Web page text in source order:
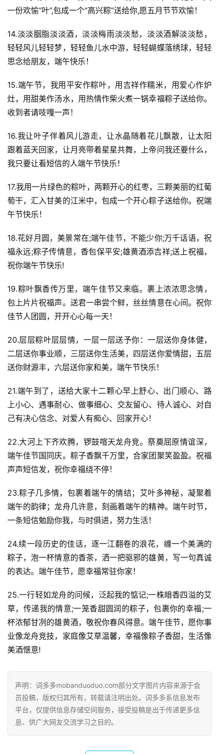
首
页
好
好
句
经
典
一份欢愉“叶”,包成一个“高兴粽”送给你,愿五月节节欢愉！
14.淡淡胭脂淡淡酒，淡淡梅雨淡淡愁，淡淡酒解淡淡愁，
轻轻风儿轻轻梦，轻轻鱼儿水中游，轻轻蝴蝶落绣球，轻轻
思念给朋友，端午快乐！
15.端午节，我用平安作粽叶，用吉祥作糯米，用爱心作炉
灶，用甜美作汤水，用热情作柴火煮一锅幸福粽子送给你。
收到者请吱嘎一声！
16.我让叶子伴着风儿游走，让水晶随着花儿飘散，让太阳
跟着蓝天回家，让月亮带着星星共舞，上帝问我还要什么，
我只要让看短信的人端午节快乐！
17.我用一片绿色的粽叶，两颗开心的红枣，三颗美丽的红葡
萄干，汇入甘美的江米中，包成一个开心粽子送给你。祝端
午节快乐！
18.花好月圆，美景常在;端午佳节，不能少你;万千话语，祝
福永远;粽子传情意，香包保平安;雄黄酒添吉祥;送上祝福，
祝你端午节快乐!
19.粽叶飘香传万里，端午佳节又来临。裹上浓浓思念情，
包上片片祝福声。送君一串尝个鲜，丝丝情意在心间。祝你
佳节人团圆，开开心心每一天！
20.层层粽叶层层情，一层一层送予你：一层送你身体健，
二层送你事业顺，三层送你生活美，四层送你爱情甜，五层
送你财源丰，六层送你家和美，端午节快乐！
21.端午到了，送给大家十二颗心早上舒心、出门顺心、路
上小心、遇事耐心、做事细心、交友留心、待人诚心、对自
己有决心信念、对爱人有痴心、回家开心！
22.大河上下齐欢腾，锣鼓喧天龙舟竞。祭奠屈原情谊深，
端午佳节国同庆。粽子香飘千万里，合家团聚笑盈盈。祝福
声声短信发，祝你幸福绕不停！
23.粽子几多情，包裹着端午的情结；艾叶多神秘，凝聚着
端午的韵律；龙舟几许意，刻画着端午的精神。端午时节，
一条短信勉励你我，与时俱进，努力生活！
24.续一段历史的佳话，逐一江翻卷的浪花，缠一个美满的
粽子，泡一杯情意的香茶，洒一把驱邪的雄黄，写一句真诚
的表达。端午佳节，愿幸福常驻你家！
25.一行轻如龙舟的问候，泛起我的惦记;一株暗香四溢的艾
草，传递我的情意;一笼香甜圆润的粽子，包裹你的幸福;一
杯浓郁甘冽的雄黄酒，敬祝你春风得意。端午佳节，愿你事
业像龙舟竞技，家庭像艾草温馨，幸福像粽子香甜，生活像
美酒惬意!
声明：词多多mobanduoduo.com部分文字图片内容来源于会
员投稿，版权归其所有，转载请注明出处。词多多系信息发布
平台，仅提供信息存储空间服务，接受投稿是出于传递更多信
息、供广大网友交流学习之目的。